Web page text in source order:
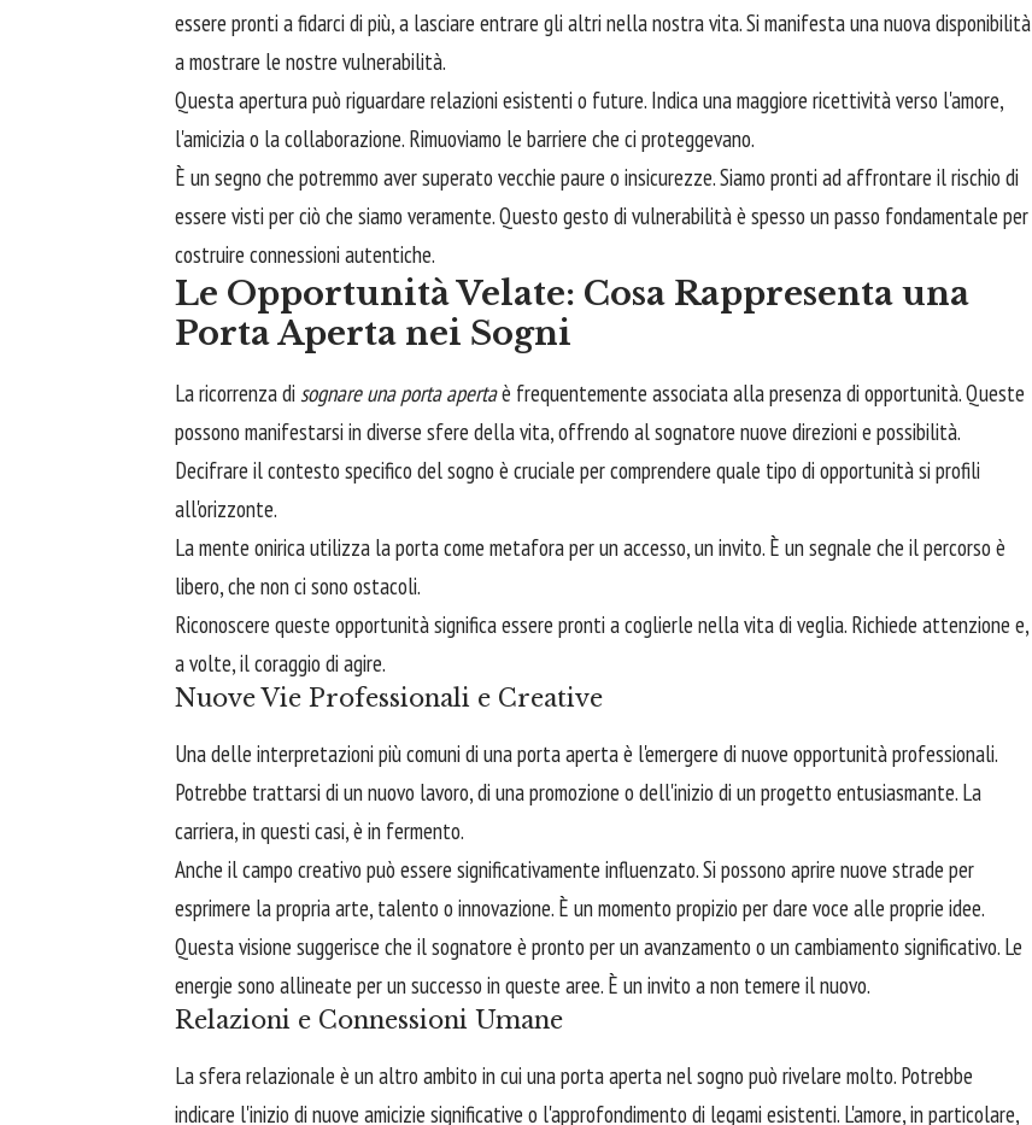
essere pronti a fidarci di più, a lasciare entrare gli altri nella nostra vita. Si manifesta una nuova disponibilità
a mostrare le nostre vulnerabilità.
Questa apertura può riguardare relazioni esistenti o future. Indica una maggiore ricettività verso l'amore,
l'amicizia o la collaborazione. Rimuoviamo le barriere che ci proteggevano.
È un segno che potremmo aver superato vecchie paure o insicurezze. Siamo pronti ad affrontare il rischio di
essere visti per ciò che siamo veramente. Questo gesto di vulnerabilità è spesso un passo fondamentale per
costruire connessioni autentiche.
Le Opportunità Velate: Cosa Rappresenta una
Porta Aperta nei Sogni
La ricorrenza di sognare una porta apertaè frequentemente associata alla presenza di opportunità. Queste
possono manifestarsi in diverse sfere della vita, offrendo al sognatore nuove direzioni e possibilità.
Decifrare il contesto specifico del sogno è cruciale per comprendere quale tipo di opportunità si profili
all'orizzonte.
La mente onirica utilizza la porta come metafora per un accesso, un invito. È un segnale che il percorso è
libero, che non ci sono ostacoli.
Riconoscere queste opportunità significa essere pronti a coglierle nella vita di veglia. Richiede attenzione e,
a volte, il coraggio di agire.
Nuove Vie Professionali e Creative
Una delle interpretazioni più comuni di una porta aperta è l'emergere di nuove opportunità professionali.
Potrebbe trattarsi di un nuovo lavoro, di una promozione o dell'inizio di un progetto entusiasmante. La
carriera, in questi casi, è in fermento.
Anche il campo creativo può essere significativamente influenzato. Si possono aprire nuove strade per
esprimere la propria arte, talento o innovazione. È un momento propizio per dare voce alle proprie idee.
Questa visione suggerisce che il sognatore è pronto per un avanzamento o un cambiamento significativo. Le
energie sono allineate per un successo in queste aree. È un invito a non temere il nuovo.
Relazioni e Connessioni Umane
La sfera relazionale è un altro ambito in cui una porta aperta nel sogno può rivelare molto. Potrebbe
indicare l'inizio di nuove amicizie significative o l'approfondimento di legami esistenti. L'amore, in particolare,